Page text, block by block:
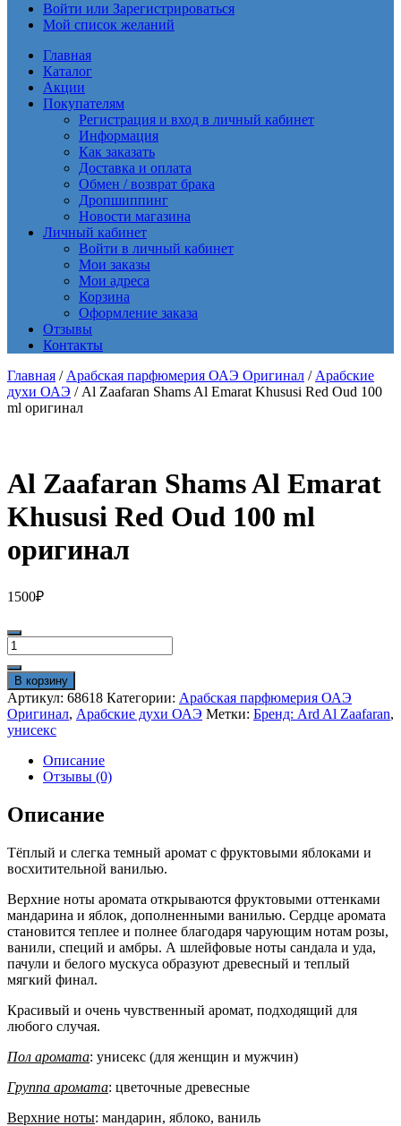
Войти или Зарегистрироваться
Мой список желаний
Главная
Каталог
Акции
Покупателям
Регистрация и вход в личный кабинет
Информация
Как заказать
Доставка и оплата
Обмен / возврат брака
Дропшиппинг
Новости магазина
Личный кабинет
Войти в личный кабинет
Мои заказы
Мои адреса
Корзина
Оформление заказа
Отзывы
Контакты
Главная / Арабская парфюмерия ОАЭ Оригинал / Арабские
духи ОАЭ / Al Zaafaran Shams Al Emarat Khususi Red Oud 100
ml оригинал
Al Zaafaran Shams Al Emarat
Khususi Red Oud 100 ml
оригинал
1500₽
Количество
товара
Al
Zaafaran
Shams
Al
Emarat
Khususi
Red
100
ml
В корзину
Артикул: 68618 Категории: Арабская парфюмерия ОАЭ
Оригинал, Арабские духи ОАЭ Метки: Бренд: Ard Al Zaafaran,
унисекс
Описание
Отзывы (0)
Описание
Тёплый и слегка темный аромат с фруктовыми яблоками и
восхитительной ванилью.
Верхние ноты аромата открываются фруктовыми оттенками
мандарина и яблок, дополненными ванилью. Сердце аромата
становится теплее и полнее благодаря чарующим нотам розы,
ванили, специй и амбры. А шлейфовые ноты сандала и уда,
пачули и белого мускуса образуют древесный и теплый
мягкий финал.
Красивый и очень чувственный аромат, подходящий для
любого случая.
Пол аромата: унисекс (для женщин и мужчин)
Группа аромата: цветочные древесные
Верхние ноты: мандарин, яблоко, ваниль